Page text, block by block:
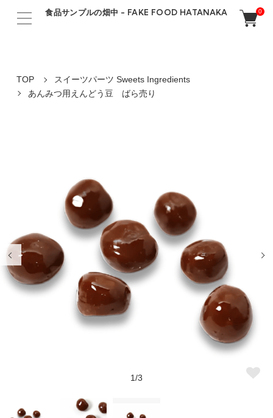
食品サンプルの畑中 - FAKE FOOD HATANAKA 0
TOP
スイーツパーツ Sweets Ingredients
あんみつ用えんどう豆 ばら売り
1/3